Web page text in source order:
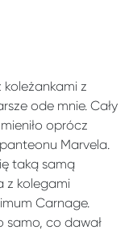
z
ode mnie. Cały
oprócz
Marvela.
taką samą
z kolegami
Carnage.
samo, co dawał